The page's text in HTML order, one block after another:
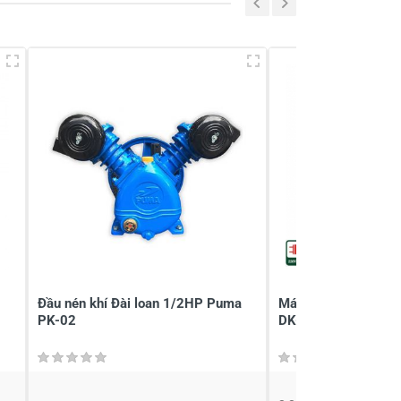
Đầu nén khí Đài loan 1/2HP Puma
PK-02
Máy nén khí không
DK-AC2906PRO